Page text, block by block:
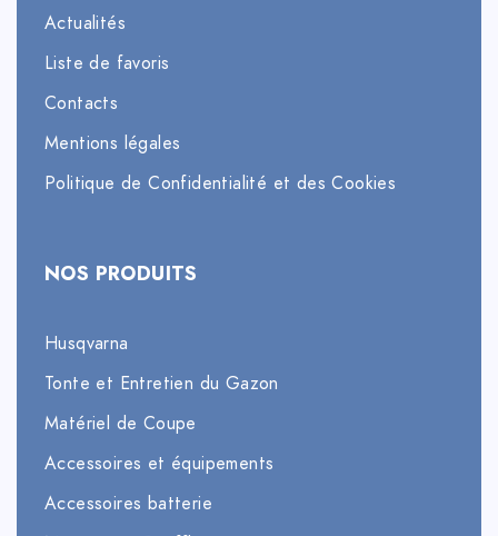
Actualités
Liste de favoris
Contacts
Mentions légales
Politique de Confidentialité et des Cookies
NOS PRODUITS
Husqvarna
Tonte et Entretien du Gazon
Matériel de Coupe
Accessoires et équipements
Accessoires batterie